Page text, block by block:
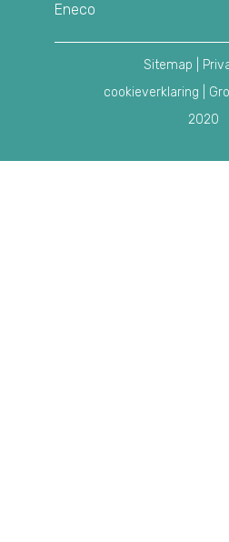
Eneco
Sitemap
cookieverklaring |
2020